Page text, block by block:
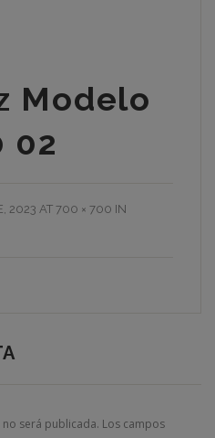
Modelo
02
2023 AT 700 × 700 IN
será publicada. Los campos